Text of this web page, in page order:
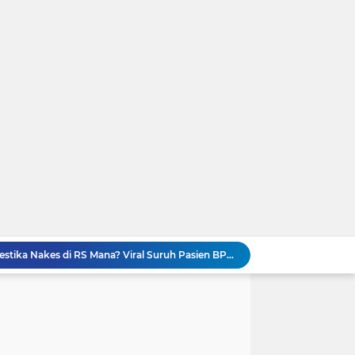
EDAN! Widhiyarini Pangestika Nakes di RS Mana? Viral Suruh Pasien BPJS Potong Nadi Biar Dapat Ruangan
GEGER! Profil dr. Elda Putri Rahardini, Dokter Awardee LPDP yang Komentar Jahat ke Pasien BPJS